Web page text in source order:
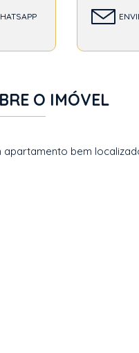
O IMÓVEL
bem